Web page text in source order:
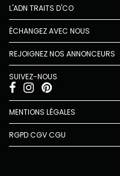
L'ADN TRAITS D'CO
ÉCHANGEZ AVEC NOUS
REJOIGNEZ NOS ANNONCEURS
SUIVEZ-NOUS
MENTIONS LÉGALES
RGPDCGVCGU